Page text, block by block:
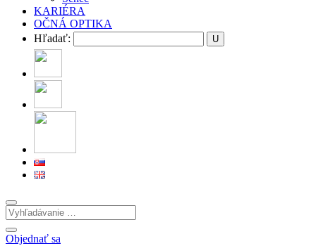
KARIÉRA
OČNÁ OPTIKA
Hľadať:
Objednať sa